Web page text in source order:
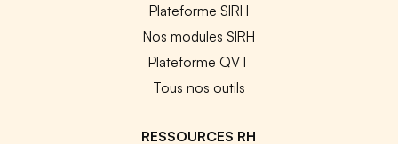
Plateforme SIRH
Nos modules SIRH
Plateforme QVT
Tous nos outils
RESSOURCES RH